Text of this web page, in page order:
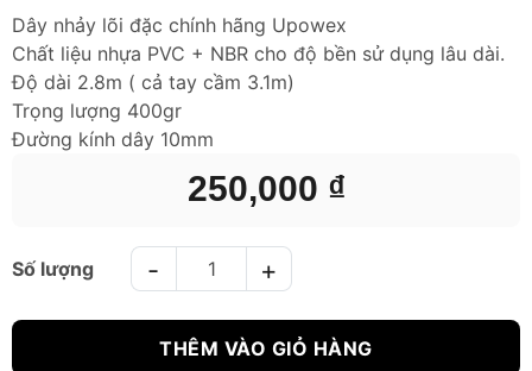
250,000 ₫
Dây nhảy lõi đặc chính hãng Upowex
Chất liệu nhựa PVC + NBR cho độ bền sử dụng lâu dài.
Độ dài 2.8m ( cả tay cầm 3.1m)
Trọng lượng 400gr
Đường kính dây 10mm
DÂY NHẢY UPOWEX 400gr JUMP ROPE - ĐỎ số lượng
THÊM VÀO GIỎ HÀNG